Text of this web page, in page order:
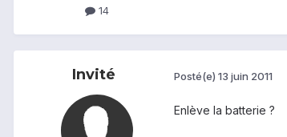
14
Invité Posté(e) 13 juin 2011
Enlève la batterie ?